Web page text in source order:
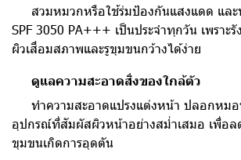
สวมหมวกหรือใช้ร่มป้องกันแสงแดด แล
SPF 3050 PA+++ เป็นประจำทุกวัน เพราะ
ผิวเสื่อมสภาพและรูขุมขนกว้างได้ง่าย
ดูแลความสะอาดสิ่งของใกล้ตัว
ทำความสะอาดแปรงแต่งหน้า ปลอกหมอ
อุปกรณ์ที่สัมผัสผิวหน้าอย่างสม่ำเสมอ เพื่อ
ขุมขนเกิดการอุดตัน